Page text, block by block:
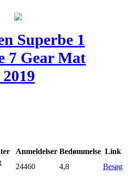
Superbe 1
7 Gear Mat
Anmeldelser Bedømmelse Link
24460 4,8 Besøg